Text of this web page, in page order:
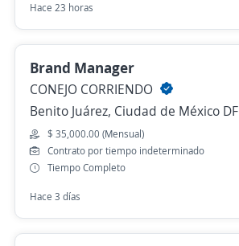
Hace 23 horas
Brand Manager
CONEJO CORRIENDO
Benito Juárez, Ciudad de México DF
$ 35,000.00 (Mensual)
Contrato por tiempo indeterminado
Tiempo Completo
Hace 3 días